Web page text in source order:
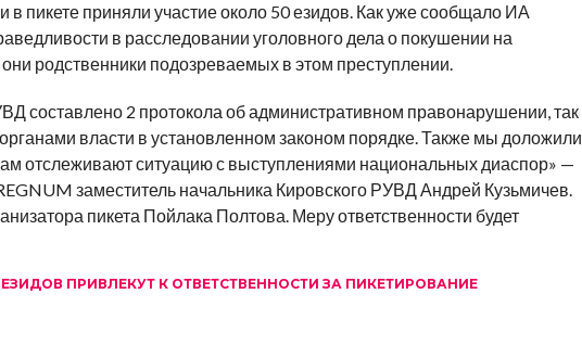
в пикете приняли участие около 50 езидов. Как уже сообщало ИА
в расследовании уголовного дела о покушении на
родственники подозреваемых в этом преступлении.
составлено 2 протокола об административном правонарушении, так
органами власти в установленном законом порядке. Также мы доложили
отслеживают ситуацию с выступлениями национальных диаспор» —
заместитель начальника Кировского РУВД Андрей Кузьмичев.
пикета Пойлака Полтова. Меру ответственности будет
ПРИВЛЕКУТ К ОТВЕТСТВЕННОСТИ ЗА ПИКЕТИРОВАНИЕ